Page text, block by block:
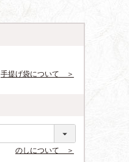
手提げ袋について ＞
のしについて ＞